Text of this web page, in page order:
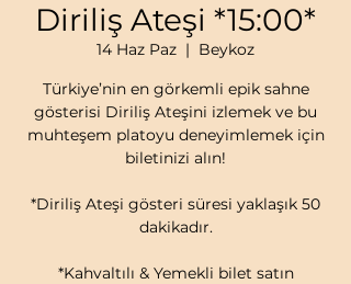
Diriliş Ateşi *15:00*
14 Haz Paz
  |
Beykoz
Türkiye’nin en görkemli epik sahne
gösterisi Diriliş Ateşini izlemek ve bu
muhteşem platoyu deneyimlemek için
biletinizi alın!
*Diriliş Ateşi gösteri süresi yaklaşık 50
dakikadır.
*Kahvaltılı & Yemekli bilet satın